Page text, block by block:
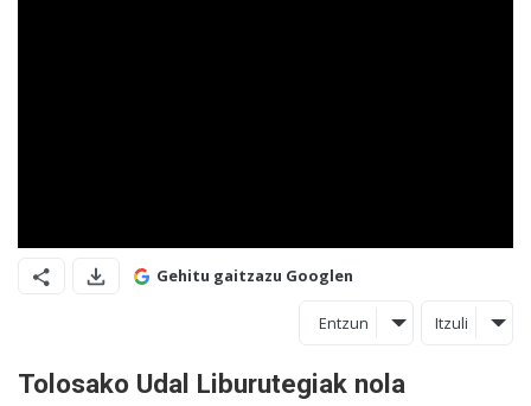
Gehitu gaitzazu Googlen
Entzun Itzuli
Tolosako Udal Liburutegiak nola